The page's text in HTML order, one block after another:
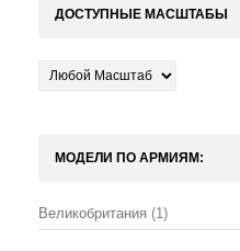
ДОСТУПНЫЕ МАСШТАБЫ
МОДЕЛИ ПО АРМИЯМ:
Великобритания (1)